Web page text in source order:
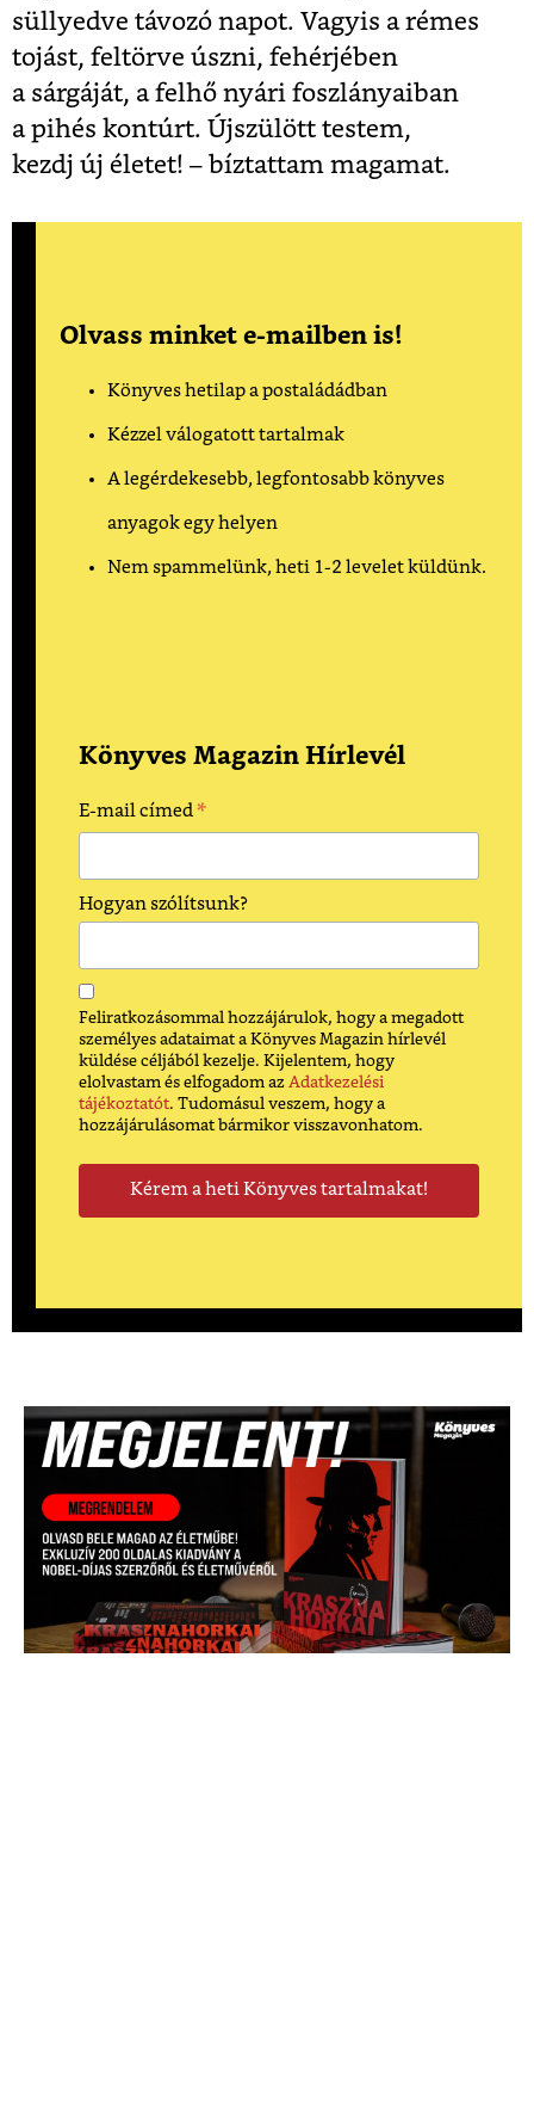
süllyedve távozó napot. Vagyis a rémes
tojást, feltörve úszni, fehérjében
a sárgáját, a felhő nyári foszlányaiban
a pihés kontúrt. Újszülött testem,
kezdj új életet! – bíztattam magamat.
Olvass minket e-mailben is!
Könyves hetilap a postaládádban
Kézzel válogatott tartalmak
A legérdekesebb, legfontosabb könyves
anyagok egy helyen
Nem spammelünk, heti 1-2 levelet küldünk.
Könyves Magazin Hírlevél
E-mail címed *
Hogyan szólítsunk?
Feliratkozásommal hozzájárulok, hogy a megadott
személyes adataimat a Könyves Magazin hírlevél
küldése céljából kezelje. Kijelentem, hogy
elolvastam és elfogadom az Adatkezelési
tájékoztatót. Tudomásul veszem, hogy a
hozzájárulásomat bármikor visszavonhatom.